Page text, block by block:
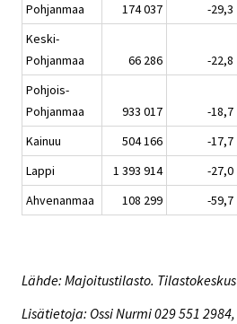
Pohjanmaa
174 037 -29,3
Keski-
Pohjanmaa
66 286 -22,8
Pohjois-
Pohjanmaa
933 017 -18,7
Kainuu
504 166 -17,7
Lappi
1 393 914 -27,0
Ahvenanmaa
108 299 -59,7
Lähde: Majoitustilasto. Tilastokeskus
Lisätietoja: Ossi Nurmi 029 551